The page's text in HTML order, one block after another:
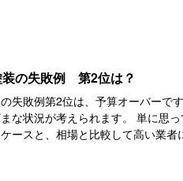
装の失敗例 第2位は？
失敗例第2位は、予算オーバーで
な状況が考えられます。 単に思
ースと、相場と比較して高い業者